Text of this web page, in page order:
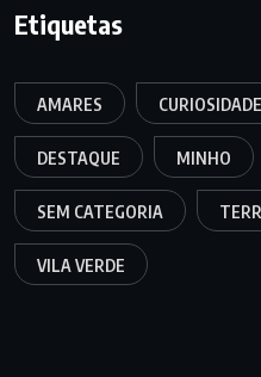
Etiquetas
AMARES
DESTAQUE MINHO
SEM CATEGORIA
VILA VERDE